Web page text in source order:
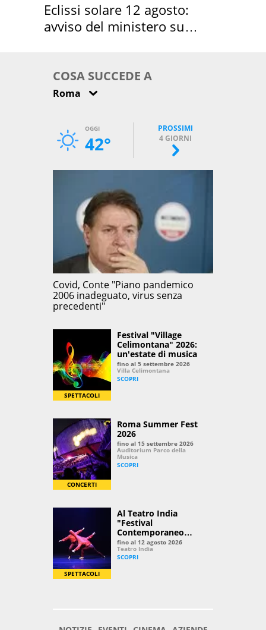
Eclissi solare 12 agosto:
avviso del ministero su